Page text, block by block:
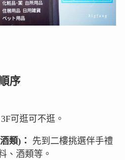
序
可逛可不逛。
類)：
先到二樓挑選伴手禮
、酒類等。